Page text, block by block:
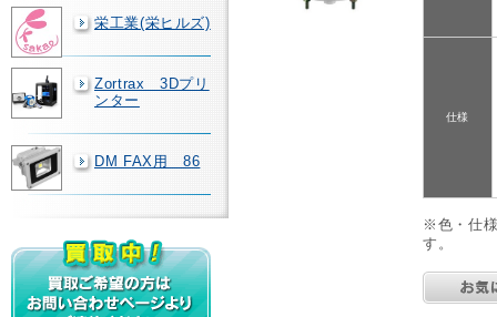
栄工業(栄ヒルズ)
Zortrax 3Dプリ
ンター
DM FAX用 86
仕様
※色・仕
す。